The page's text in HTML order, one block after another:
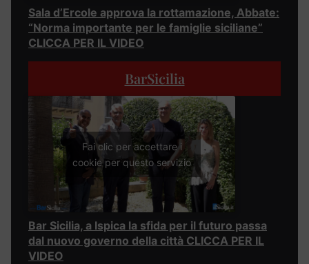
Sala d’Ercole approva la rottamazione, Abbate:
“Norma importante per le famiglie siciliane”
CLICCA PER IL VIDEO
BarSicilia
Fai clic per accettare i
cookie per questo servizio
Bar Sicilia, a Ispica la sfida per il futuro passa
dal nuovo governo della città CLICCA PER IL
VIDEO